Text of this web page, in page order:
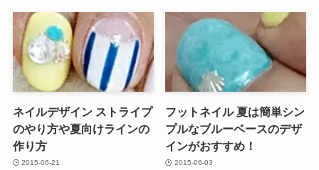
ネイルデザイン ストライプ
のやり方や夏向けラインの
作り方
2015-06-21
フットネイル 夏は簡単シン
プルなブルーベースのデザ
インがおすすめ！
2015-06-03